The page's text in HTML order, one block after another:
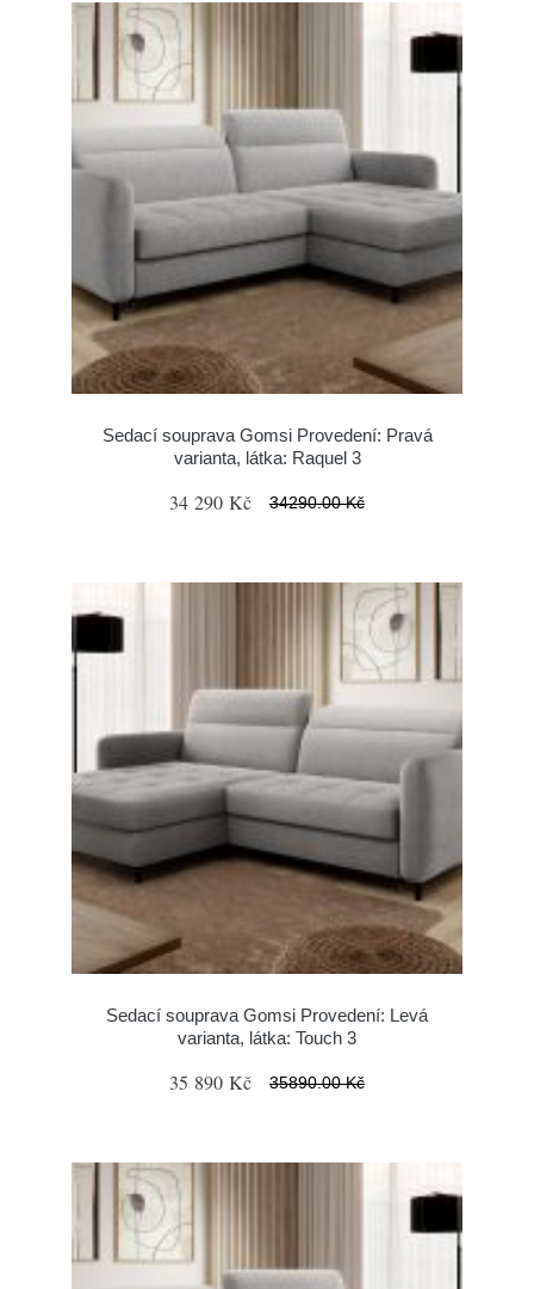
Sedací souprava Gomsi Provedení: Pravá
varianta, látka: Raquel 3
34 290 Kč 34290.00 Kč
Sedací souprava Gomsi Provedení: Levá
varianta, látka: Touch 3
35 890 Kč 35890.00 Kč